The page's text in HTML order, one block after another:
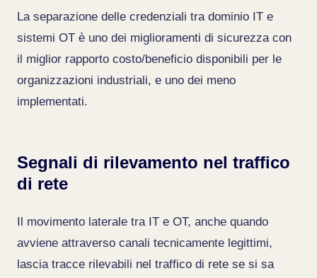
La separazione delle credenziali tra dominio IT e
sistemi OT è uno dei miglioramenti di sicurezza con
il miglior rapporto costo/beneficio disponibili per le
organizzazioni industriali, e uno dei meno
implementati.
Segnali di rilevamento nel traffico
di rete
Il movimento laterale tra IT e OT, anche quando
avviene attraverso canali tecnicamente legittimi,
lascia tracce rilevabili nel traffico di rete se si sa